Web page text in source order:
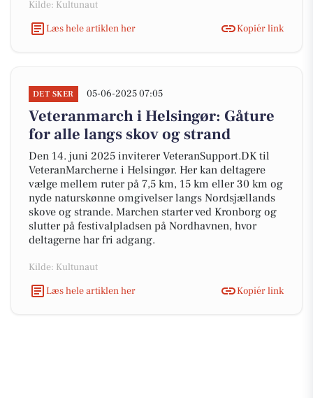
Kilde: Kultunaut
Læs hele artiklen her
Kopiér link
DET SKER 05-06-2025 07:05
Veteranmarch i Helsingør: Gåture
for alle langs skov og strand
Den 14. juni 2025 inviterer VeteranSupport.DK til
VeteranMarcherne i Helsingør. Her kan deltagere
vælge mellem ruter på 7,5 km, 15 km eller 30 km og
nyde naturskønne omgivelser langs Nordsjællands
skove og strande. Marchen starter ved Kronborg og
slutter på festivalpladsen på Nordhavnen, hvor
deltagerne har fri adgang.
Kilde: Kultunaut
Læs hele artiklen her
Kopiér link